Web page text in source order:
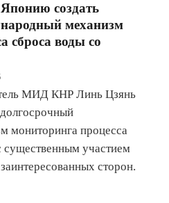
создать
механизм
сброса воды со
МИД КНР Линь Цзянь
мониторинга процесса
существенным участием
сторон.